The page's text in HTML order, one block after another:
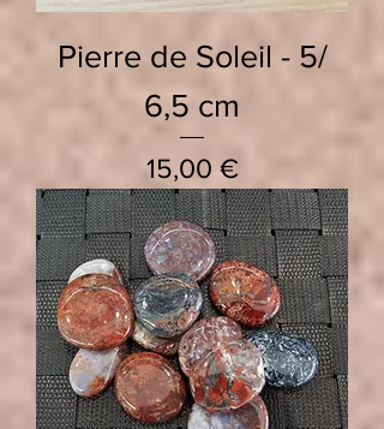
Pierre de Soleil - 5/
6,5 cm
Prix
15,00 €